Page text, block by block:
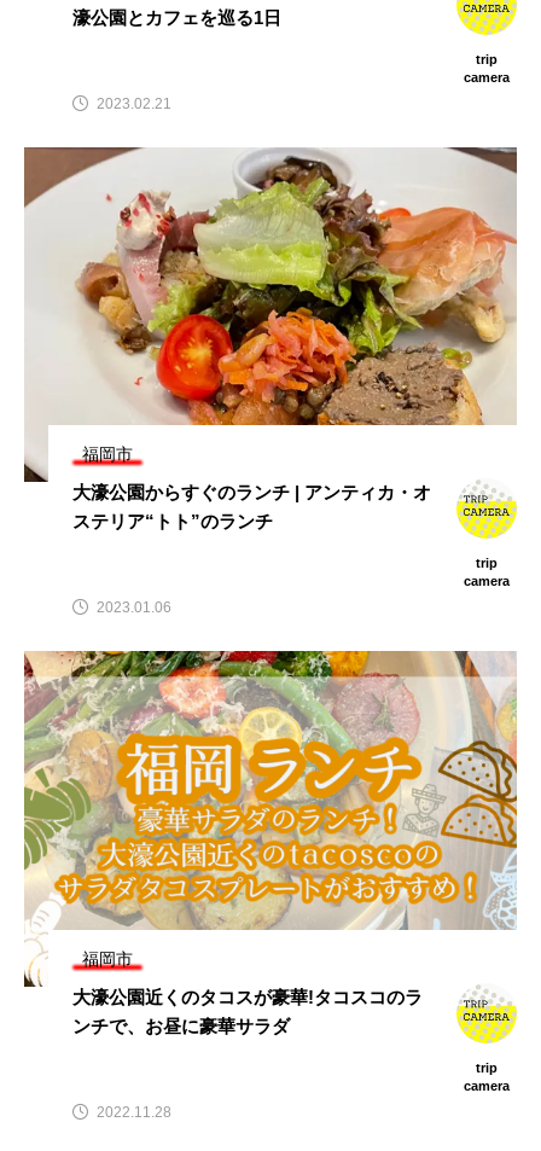
濠公園とカフェを巡る1日
trip
camera
2023.02.21
福岡市
大濠公園からすぐのランチ | アンティカ・オ
ステリア“トト”のランチ
trip
camera
2023.01.06
福岡市
大濠公園近くのタコスが豪華!タコスコのラ
ンチで、お昼に豪華サラダ
trip
camera
2022.11.28